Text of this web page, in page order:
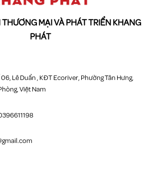
MẠI VÀ PHÁT TRIỂN KHANG
PHÁT
Lê Duẩn , KĐT Ecoriver, Phường Tân Hưng,
Việt Nam